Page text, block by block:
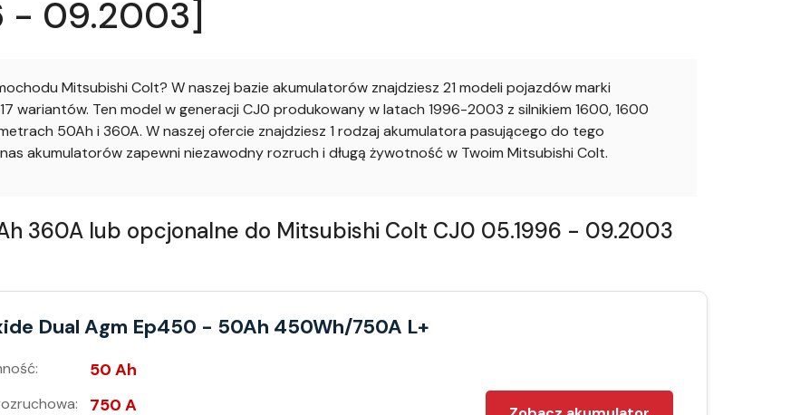
- 09.2003]
Mitsubishi Colt? W naszej bazie akumulatorów znajdziesz 21 modeli pojazdów marki
wariantów. Ten model w generacji CJ0 produkowany w latach 1996-2003 z silnikiem 1600, 1600
50Ah i 360A. W naszej ofercie znajdziesz 1 rodzaj akumulatora pasującego do tego
akumulatorów zapewni niezawodny rozruch i długą żywotność w Twoim Mitsubishi Colt.
360A lub opcjonalne do Mitsubishi Colt CJ0 05.1996 - 09.2003
Dual Agm Ep450 - 50Ah 450Wh/750A L+
50 Ah
750 A